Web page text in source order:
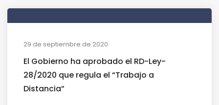
29 de septiembre de 2020
El Gobierno ha aprobado el RD-Ley-
28/2020 que regula el “Trabajo a
Distancia”